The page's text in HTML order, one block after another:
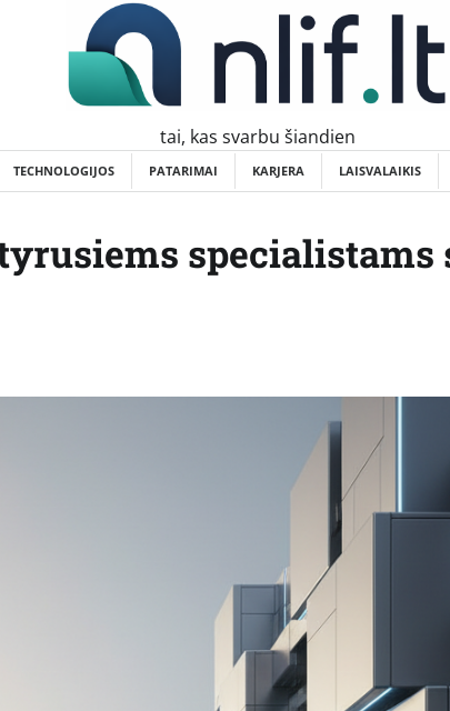
tai, kas svarbu šiandien
TECHNOLOGIJOS PATARIMAI KARJERA LAISVALAIKIS
specialistams